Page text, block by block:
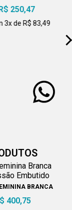
PRETO
R$ 250,47
3x de R$ 83,49
BRANCA
400,75